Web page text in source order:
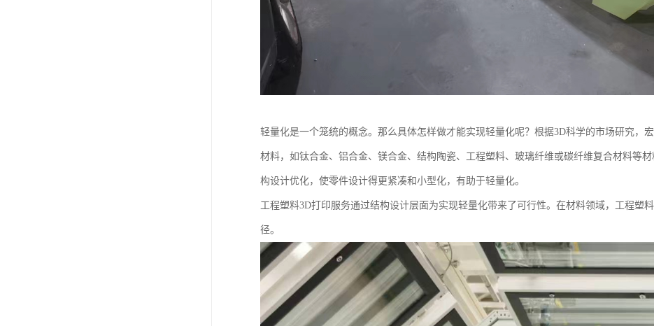
轻量化是一个笼统的概念。那么具体怎样做才能实现轻量化呢？根据3D科学的市场研究，
材料，如钛合金、铝合金、镁合金、结构陶瓷、工程塑料、玻璃纤维或碳纤维复合材料等
构设计优化，使零件设计得更紧凑和小型化，有助于轻量化。
工程塑料3D打印服务通过结构设计层面为实现轻量化带来了可行性。在材料领域，工程塑
径。